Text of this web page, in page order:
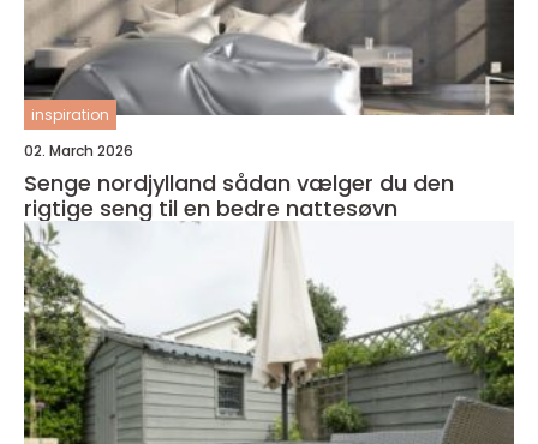
inspiration
02. March 2026
Senge nordjylland sådan vælger du den
rigtige seng til en bedre nattesøvn